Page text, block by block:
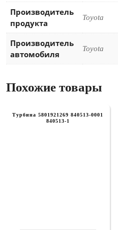
Производитель
продукта
Toyota
Производитель
автомобиля
Toyota
Похожие товары
Турбина 5801921269 840513-0001
840513-1